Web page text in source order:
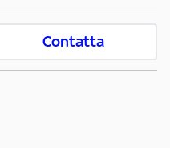
Contatta